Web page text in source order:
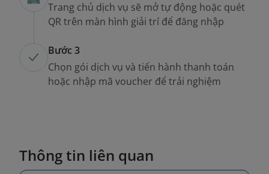
Trang chủ dịch vụ sẽ mở tự động hoặc quét
QR trên màn hình giải trí để đăng nhập
Bước 3
Chọn gói dịch vụ và tiến hành thanh toán
hoặc nhập mã voucher để trải nghiệm
Thông tin liên quan